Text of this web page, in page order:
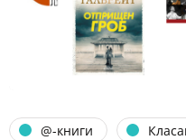
@-книги